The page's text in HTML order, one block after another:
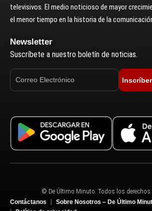
televisivos. El medio noticioso de mayor
el menor tiempo en la historia de la
Newsletter
Suscríbete a nuestro boletín de noticias.
© De Último Minuto. Todos los derechos
Contáctanos
Sobre Nosotros – De Último